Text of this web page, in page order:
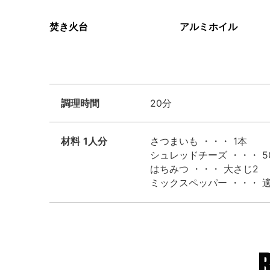
焚き火台 アルミホイル
調理時間 20分
材料1人分
さつまいも ・・・ 1本
シュレッドチーズ ・・・
はちみつ ・・・ 大さじ2
ミックスペッパー ・・・